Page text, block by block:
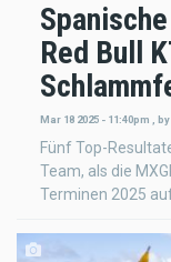
Red Bull
Mar 18 2025 - 11:40pm by
Fünf Top-
Team, als die
Terminen 2025